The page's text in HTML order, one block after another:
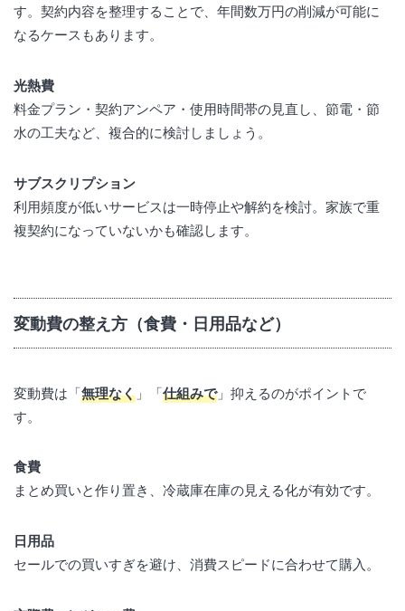
す。契約内容を整理することで、年間数万円の削減が可能に
なるケースもあります。
光熱費
料金プラン・契約アンペア・使用時間帯の見直し、節電・節
水の工夫など、複合的に検討しましょう。
サブスクリプション
利用頻度が低いサービスは一時停止や解約を検討。家族で重
複契約になっていないかも確認します。
変動費の整え方（食費・日用品など）
変動費は「無理なく」「仕組みで」抑えるのがポイントで
す。
食費
まとめ買いと作り置き、冷蔵庫在庫の見える化が有効です。
日用品
セールでの買いすぎを避け、消費スピードに合わせて購入。